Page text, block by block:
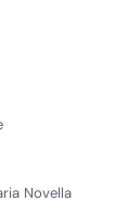
Novella